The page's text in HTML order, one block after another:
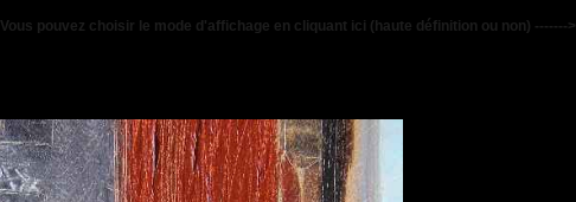
Vous pouvez choisir le mode d'affichage en cliquant ici (haute définition ou non) ------->